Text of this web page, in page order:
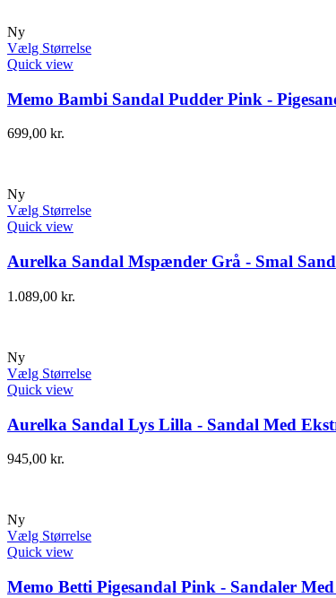
Ny
Vælg Størrelse
Quick view
Memo Bambi Sandal Pudder Pink -
699,00 kr.
Ny
Vælg Størrelse
Quick view
Aurelka Sandal Mspænder Grå - Smal
1.089,00 kr.
Ny
Vælg Størrelse
Quick view
Aurelka Sandal Lys Lilla - Sandal Med
945,00 kr.
Ny
Vælg Størrelse
Quick view
Memo Betti Pigesandal Pink - Sandaler